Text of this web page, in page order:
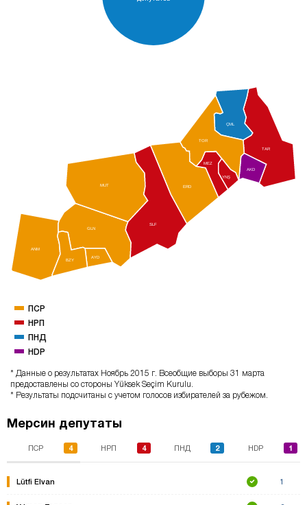
ANM
ERD
GLN
MUT
SLF
TAR
AYD
BZY
ÇML
AKD
MEZ
TOR
YNŞ
ПСР
НРП
ПНД
HDP
* Данные о результатах Ноябрь 2015 г. Всеобщие выборы 31 марта
предоставлены со стороны Yüksek Seçim Kurulu.
* Результаты подсчитаны с учетом голосов избирателей за рубежом.
Мерсин депутаты
ПСР 4 НРП 4 ПНД 2 HDP 1
Lütfi Elvan 1